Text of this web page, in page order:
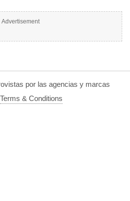
Advertisement
por las agencias y marcas
Terms & Conditions